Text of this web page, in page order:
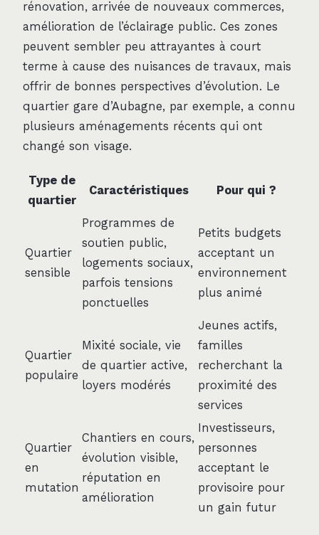
rénovation, arrivée de nouveaux commerces,
amélioration de l’éclairage public. Ces zones
peuvent sembler peu attrayantes à court
terme à cause des nuisances de travaux, mais
offrir de bonnes perspectives d’évolution. Le
quartier gare d’Aubagne, par exemple, a connu
plusieurs aménagements récents qui ont
changé son visage.
Type de
quartier
Caractéristiques Pour qui ?
Quartier
sensible
Programmes de
soutien public,
logements sociaux,
parfois tensions
ponctuelles
Petits budgets
acceptant un
environnement
plus animé
Quartier
populaire
Mixité sociale, vie
de quartier active,
loyers modérés
Jeunes actifs,
familles
recherchant la
proximité des
services
Quartier
en
mutation
Chantiers en cours,
évolution visible,
réputation en
amélioration
Investisseurs,
personnes
acceptant le
provisoire pour
un gain futur